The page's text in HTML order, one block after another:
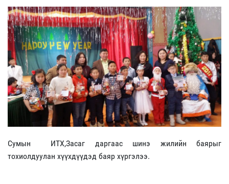
Сумын ИТХ,Засаг даргаас шинэ жилийн баярыг
тохиолдуулан хүүхдүүдэд баяр хүргэлээ.